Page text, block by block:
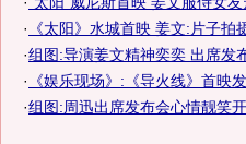
· 《太阳》水城首映 姜文:片子拍
·组图:导演姜文精神奕奕 出席发
· 《娱乐现场》:《导火线》首映
·组图:周迅出席发布会心情靓笑